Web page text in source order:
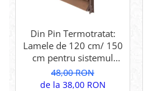
Din Pin Termotratat:
Lamele de 120 cm/ 150
cm pentru sistemul
Pergolino. Din lemn de
pin termotratat pentru
48,00 RON
de la 38,00 RON